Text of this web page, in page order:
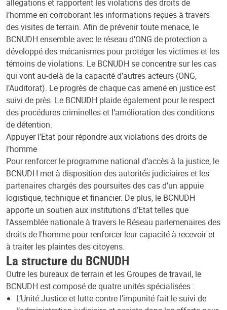
allégations et rapportent les violations des droits de
l’homme en corroborant les informations reçues à travers
des visites de terrain. Afin de prévenir toute menace, le
BCNUDH ensemble avec le réseau d’ONG de protection a
développé des mécanismes pour protéger les victimes et les
témoins de violations. Le BCNUDH se concentre sur les cas
qui vont au-delà de la capacité d’autres acteurs (ONG,
l’Auditorat). Le progrès de chaque cas amené en justice est
suivi de près. Le BCNUDH plaide également pour le respect
des procédures criminelles et l’amélioration des conditions
de détention.
Appuyer l’Etat pour répondre aux violations des droits de
l’homme
Pour renforcer le programme national d’accès à la justice, le
BCNUDH met à disposition des autorités judiciaires et les
partenaires chargés des poursuites des cas d’un appuie
logistique, technique et financier. De plus, le BCNUDH
apporte un soutien aux institutions d’Etat telles que
l'Assemblée nationale à travers le Réseau parlemenaires des
droits de l'homme pour renforcer leur capacité à recevoir et
à traiter les plaintes des citoyens.
La structure du BCNUDH
Outre les bureaux de terrain et les Groupes de travail, le
BCNUDH est composé de quatre unités spécialisées :
L’Unité Justice et lutte contre l’impunité fait le suivi de